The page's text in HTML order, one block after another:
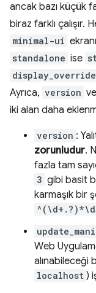
ancak bazı küçük
biraz farklı çalışır.
minimal-ui
standalone ise
display_override
Ayrıca, version ve
iki alan daha
version :
zorunludur.
fazla tam
3 gibi basit
karmaşık bir
Web
alınabileceği
localhost )